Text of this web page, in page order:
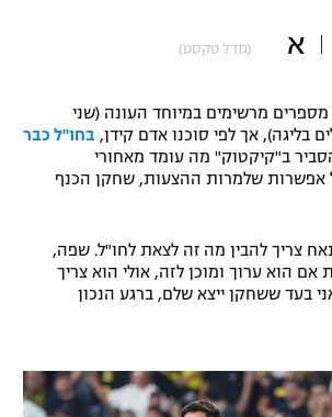
– פודקאסט
בפרסים
בפרסים
1 – "מרלן"
א (גודל טקסט)
מרשימים במיוחד העונה (שני
בליגה), אך לפי סוכנו אדם קידן, בחו"ל כבר
ב"קיקטוק" מה עומד מאחורי
אפשרות שלמרות ההצעות, שחקן הכנף
צריך להבין מה זה לצאת לחו"ל. שפה,
אם הוא ערוך ומוכן לזה, אולי הוא צריך
בעד ששחקן ייצא שלם, ברגע הנכון